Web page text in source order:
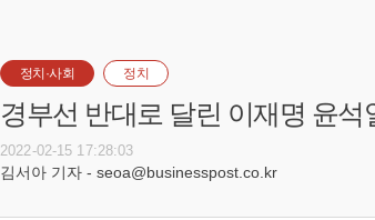
정치·사회 정치
경부선 반대로 달린 이재명 윤
2022-02-15 17:28:03
김서아 기자 - seoa@businesspost.co.kr